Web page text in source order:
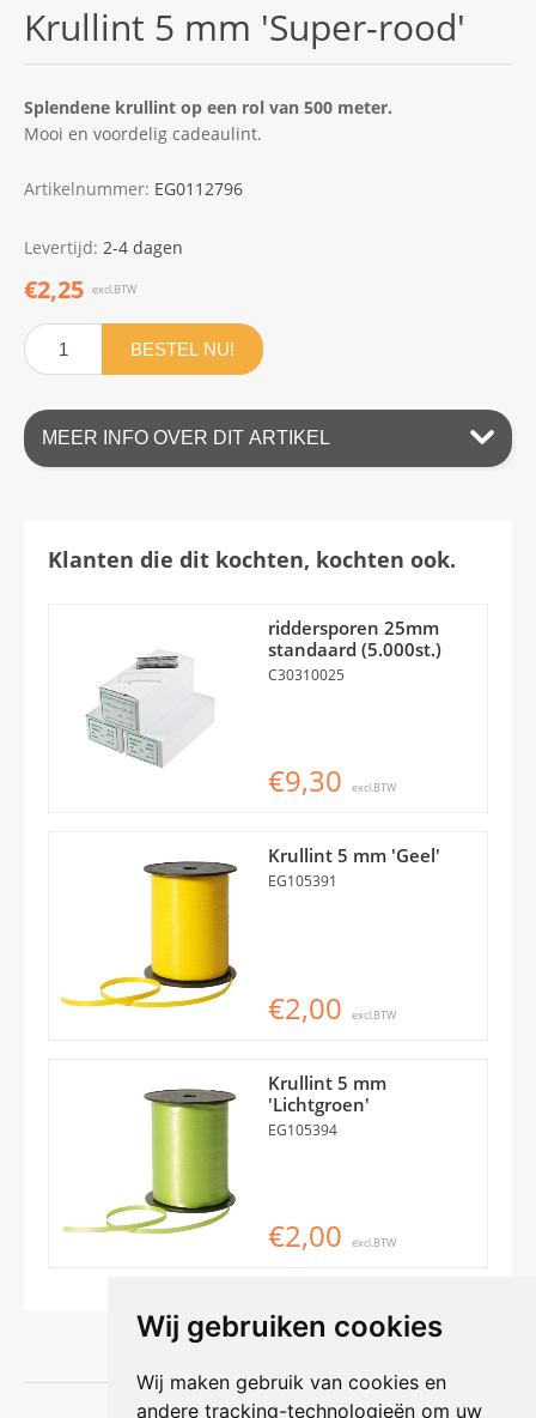
Wij gebruiken cookies
Wij maken gebruik van cookies en
andere tracking-technologieën om uw
Krullint 5 mm 'Super-rood'
Splendene krullint op een rol van 500 meter.
Mooi en voordelig cadeaulint.
Artikelnummer: EG0112796
Levertijd: 2-4 dagen
€2,25 excl.BTW
BESTEL NU!
MEER INFO OVER DIT ARTIKEL
Klanten die dit kochten, kochten ook.
riddersporen 25mm
standaard (5.000st.)
C30310025
€9,30 excl.BTW
Krullint 5 mm 'Geel'
EG105391
€2,00 excl.BTW
Krullint 5 mm
'Lichtgroen'
EG105394
€2,00 excl.BTW